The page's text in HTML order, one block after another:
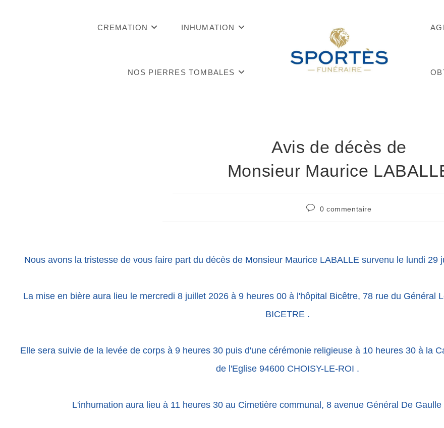
CREMATION INHUMATION
NOS PIERRES TOMBALES
Avis de décès de
Monsieur Maurice
0 commentaire
Nous avons la tristesse de vous faire part du décès de Monsieur Maurice LABALLE survenu le lundi 29
La mise en bière aura lieu le mercredi 8 juillet 2026 à 9 heures 00 à l'hôpital Bicêtre, 78 rue du Général
BICETRE .
Elle sera suivie de la levée de corps à 9 heures 30 puis d'une cérémonie religieuse à 10 heures 30 à la
de l'Eglise 94600 CHOISY-LE-ROI .
L'inhumation aura lieu à 11 heures 30 au Cimetière communal, 8 avenue Général De